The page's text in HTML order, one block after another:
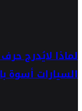
لماذا لايُدرج
السيارات أسوة